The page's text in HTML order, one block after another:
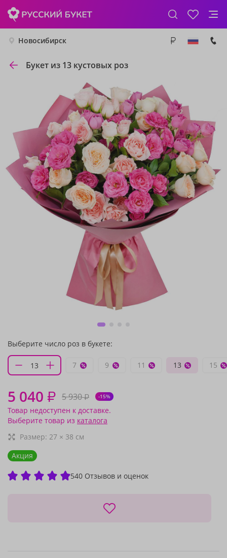
Новосибирск
Букет из 13 кустовых роз
Выберите число роз в букете:
7 9 11 13 15
5 040 ₽ 5 930₽ -15%
Товар недоступен к доставке.
Выберите товар из каталога
Размер: 27 × 38 см
Акция
540 Отзывов и оценок